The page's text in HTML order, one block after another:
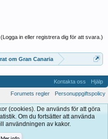
(Logga in eller registrera dig för att svara.)
om Gran Canaria
Kontakta oss
Hjälp
Forumets regler
Personuppgiftspolicy
(cookies). De används för att göra
Om du fortsätter att använda
användningen av kakor.